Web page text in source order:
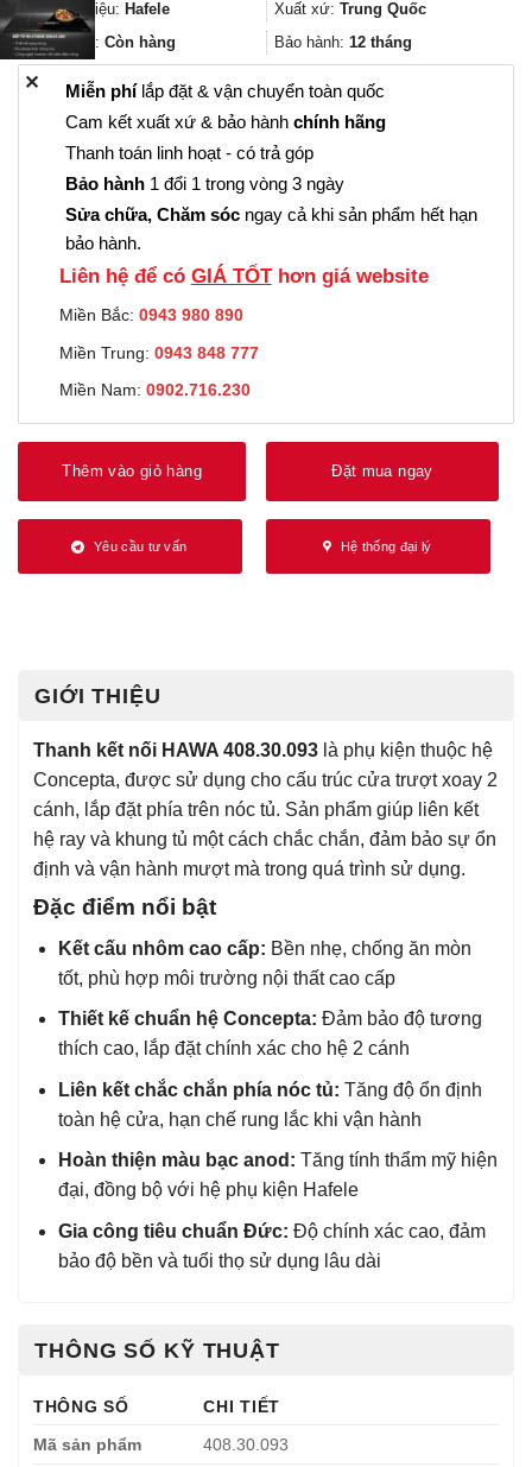
8.694.000₫.là:
6.520.000₫.
Thương hiệu: Hafele Xuất xứ: Trung Quốc
Trạng thái: Còn hàng Bảo hành: 12 tháng
Miễn phílắp đặt & vận chuyển toàn quốc
Cam kết xuất xứ & bảo hành chính hãng
Thanh toán linh hoạt - có trả góp
Bảo hành 1 đổi 1 trong vòng 3 ngày
Sửa chữa, Chăm sóc ngay cả khi sản phẩm hết hạn
bảo hành.
Liên hệ để có GIÁ TỐThơn giá website
Miền Bắc: 0943 980 890
Miền Trung: 0943 848 777
Miền Nam: 0902.716.230
Thêm vào giỏ hàng Đặt mua ngay
Yêu cầu tư vấn Hệ thống đại lý
GIỚI THIỆU
Thanh kết nối HAWA 408.30.093 là phụ kiện thuộc hệ
Concepta, được sử dụng cho cấu trúc cửa trượt xoay 2
cánh, lắp đặt phía trên nóc tủ. Sản phẩm giúp liên kết
hệ ray và khung tủ một cách chắc chắn, đảm bảo sự ổn
định và vận hành mượt mà trong quá trình sử dụng.
Đặc điểm nổi bật
Kết cấu nhôm cao cấp: Bền nhẹ, chống ăn mòn
tốt, phù hợp môi trường nội thất cao cấp
Thiết kế chuẩn hệ Concepta: Đảm bảo độ tương
thích cao, lắp đặt chính xác cho hệ 2 cánh
Liên kết chắc chắn phía nóc tủ: Tăng độ ổn định
toàn hệ cửa, hạn chế rung lắc khi vận hành
Hoàn thiện màu bạc anod: Tăng tính thẩm mỹ hiện
đại, đồng bộ với hệ phụ kiện Hafele
Gia công tiêu chuẩn Đức: Độ chính xác cao, đảm
bảo độ bền và tuổi thọ sử dụng lâu dài
THÔNG SỐ KỸ THUẬT
THÔNG SỐ
CHI TIẾT
Mã sản phẩm
408.30.093
✕